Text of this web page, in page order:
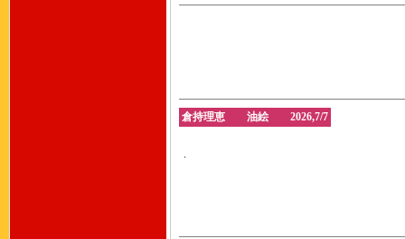
倉持理恵 油絵 2026,7/7
.